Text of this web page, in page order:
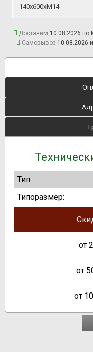
140х600хM14
Доставим 10.08.2026 по
Самовывоз 10.08.2026
Тип:
Типоразмер:
от
от
от